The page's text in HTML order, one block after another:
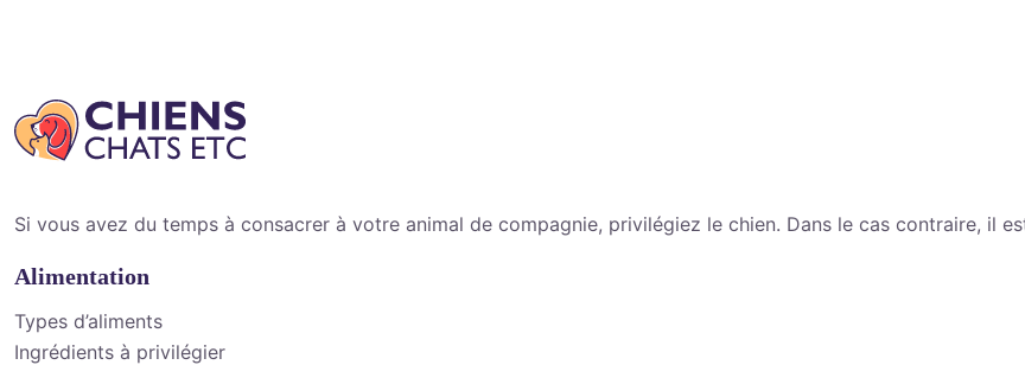
Si vous avez du temps à consacrer à votre animal de compagnie, privilégiez le chien. Dans le cas contraire, il
Alimentation
Types d’aliments
Ingrédients à privilégier